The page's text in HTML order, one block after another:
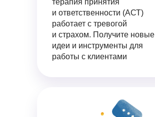
терапия принятия
и ответственности (АСТ)
работает с тревогой
и страхом. Получите новые
идеи и инструменты для
работы с клиентами